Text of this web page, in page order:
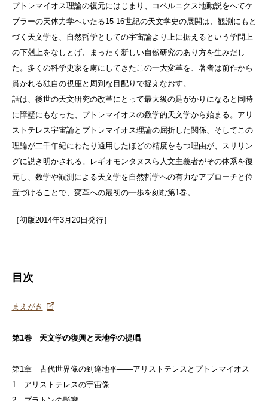
プトレマイオス理論の復元にはじまり、コペルニクス地動説をへてケ
プラーの天体力学へいたる15-16世紀の天文学史の展開は、観測にもと
づく天文学を、自然哲学としての宇宙論より上に据えるという学問上
の下剋上をなしとげ、まったく新しい自然研究のあり方を生みだし
た。多くの科学史家を虜にしてきたこの一大変革を、著者は前作から
貫かれる独自の視座と周到な目配りで捉えなおす。
話は、後世の天文研究の改革にとって最大級の足がかりになると同時
に障壁にもなった、プトレマイオスの数学的天文学から始まる。アリ
ストテレス宇宙論とプトレマイオス理論の屈折した関係、そしてこの
理論が二千年紀にわたり通用したほどの精度をもつ理由が、スリリン
グに説き明かされる。レギオモンタヌスら人文主義者がその体系を復
元し、数学や観測による天文学を自然哲学への有力なアプローチと位
置づけることで、変革への最初の一歩を刻む第1巻。
［初版2014年3月20日発行］
目次
まえがき
第1巻 天文学の復興と天地学の提唱
第1章 古代世界像の到達地平——アリストテレスとプトレマイオス
1 アリストテレスの宇宙像